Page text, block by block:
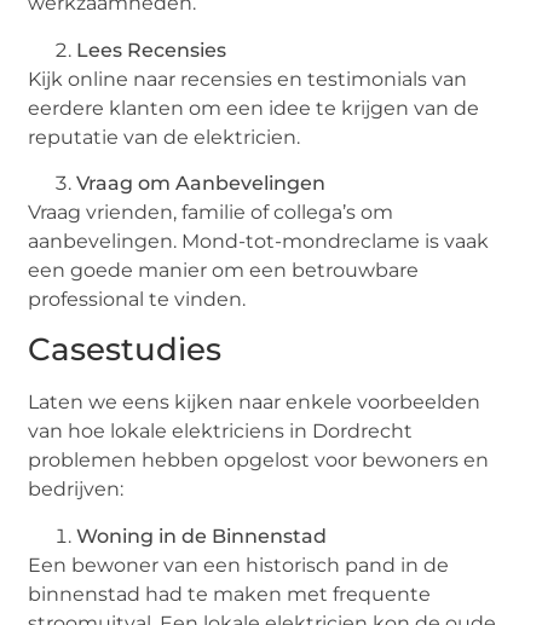
Lees Recensies
Kijk online naar recensies en testimonials van
eerdere klanten om een idee te krijgen van de
reputatie van de elektricien.
Vraag om Aanbevelingen
Vraag vrienden, familie of collega’s om
aanbevelingen. Mond-tot-mondreclame is vaak
een goede manier om een betrouwbare
professional te vinden.
Casestudies
Laten we eens kijken naar enkele voorbeelden
van hoe lokale elektriciens in Dordrecht
problemen hebben opgelost voor bewoners en
bedrijven:
Woning in de Binnenstad
Een bewoner van een historisch pand in de
binnenstad had te maken met frequente